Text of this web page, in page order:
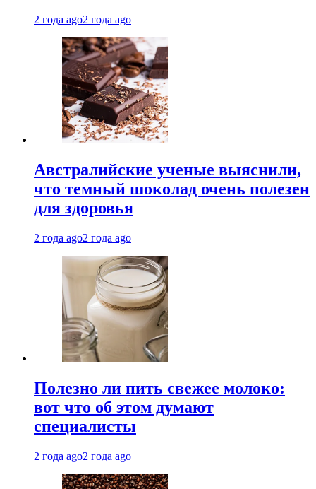
2 года ago2 года ago
Австралийские ученые выяснили,
что темный шоколад очень полезен
для здоровья
2 года ago2 года ago
Полезно ли пить свежее молоко:
вот что об этом думают
специалисты
2 года ago2 года ago